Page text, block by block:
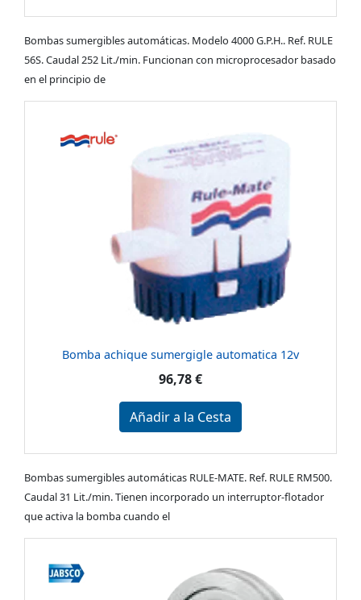
Bombas sumergibles automáticas. Modelo 4000 G.P.H.. Ref. RULE
56S. Caudal 252 Lit./min. Funcionan con microprocesador basado
en el principio de
Bomba achique sumergigle automatica 12v
96,78 €
Añadir a la Cesta
Bombas sumergibles automáticas RULE-MATE. Ref. RULE RM500.
Caudal 31 Lit./min. Tienen incorporado un interruptor-flotador
que activa la bomba cuando el